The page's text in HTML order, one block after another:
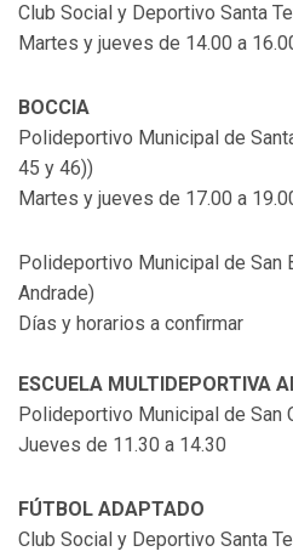
Club Social y Deportivo Santa
Martes y jueves de 14.00 a
BOCCIA
Polideportivo Municipal de
45 y 46))
Martes y jueves de 17.00 a
Polideportivo Municipal de San
Andrade)
Días y horarios a confirmar
ESCUELA MULTIDEPORTIVA
Polideportivo Municipal de San
Jueves de 11.30 a 14.30
FÚTBOL ADAPTADO
Club Social y Deportivo Santa